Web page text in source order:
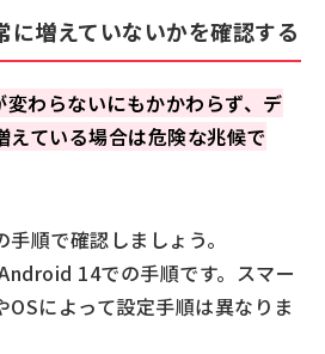
に増えていないかを確認する
わらないにもかかわらず、デ
えている場合は危険な兆候で
順で確認しましょう。
14での手順です。スマー
OSによって設定手順は異なりま